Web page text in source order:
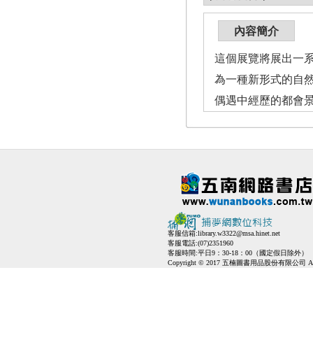
內容簡介
這個展覽將展出一
為一種新形式的自
偶遇中經歷的都會
客服信箱:library.w3322@msa.hinet.net
客服電話:(07)2351960
客服時間:平日9：30-18：00（國定假日除外）
Copyright © 2017 五楠圖書用品股份有限公司